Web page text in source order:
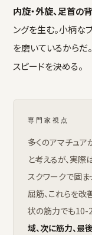
内旋・外旋、足首の
ングを生む。小柄な
を磨いているからだ
スピードを決める。
専門家視点
多くのアマチュア
と考えるが、実際
スクワークで固
屈筋、これらを改
状の筋力でも10-
域、次に筋力、最